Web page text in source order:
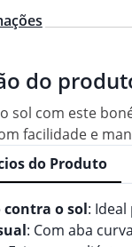
do
sol com este
facilidade e
do Produto
contra o sol:
: Com aba